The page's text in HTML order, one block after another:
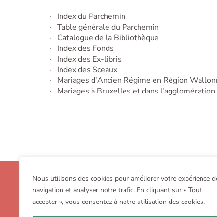
Nous utilisons des cookies pour améliorer votre expérience
navigation et analyser notre trafic. En cliquant sur « Tout
accepter », vous consentez à notre utilisation des cookies.
·
Index du Parchemin
· Table générale du Parchemin
·
Catalogue de la Bibliothèque
·
Index des Fonds
·
Index des Ex-libris
·
Index des Sceaux
·
Mariages d'Ancien Régime en Région
·
Mariages à Bruxelles et dans l'agglomération
OGHB
av. Charles Thielemans 93 – B-1150 Bruxelles
+32 (0)2 772 50 27